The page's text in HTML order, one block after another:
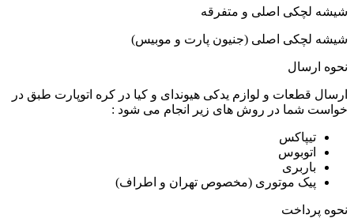
شیشه لچکی اصلی و متفرقه
شیشه لچکی اصلی (جنیون پارت و موبیس)
نحوه ارسال
ارسال قطعات و لوازم یدکی هیوندای و کیا در کره اتوپارت طبق در
خواست شما در روش های زیر انجام می شود :
تیپاکس
اتوبوس
باربری
پیک موتوری (مخصوص تهران و اطراف)
نحوه پرداخت